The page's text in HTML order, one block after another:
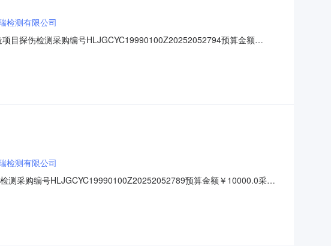
检测有限公司
目探伤检测采购编号HLJGCYC19990100Z20252052794预算金额
检测有限公司
测采购编号HLJGCYC19990100Z20252052789预算金额￥10000.0采购